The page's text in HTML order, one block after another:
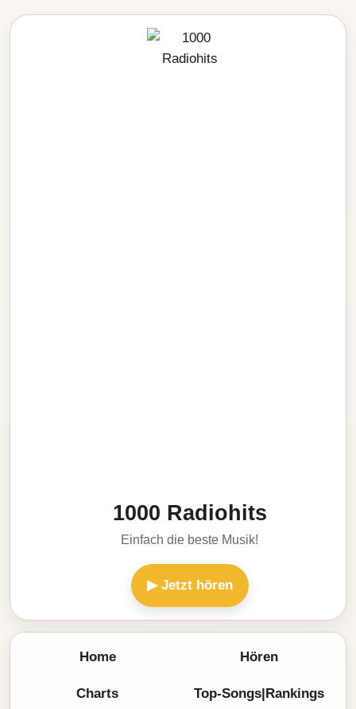
1000 Radiohits
Einfach die beste Musik!
▶ Jetzt hören
Home Hören
Charts Top-Songs|Rankings